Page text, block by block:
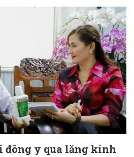
đông y qua lăng kính